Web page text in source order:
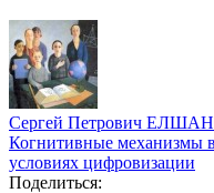
Сергей Петрович
Когнитивные механизмы
условиях цифровизации
Поделиться: